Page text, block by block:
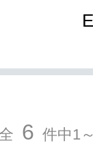
6 件中1